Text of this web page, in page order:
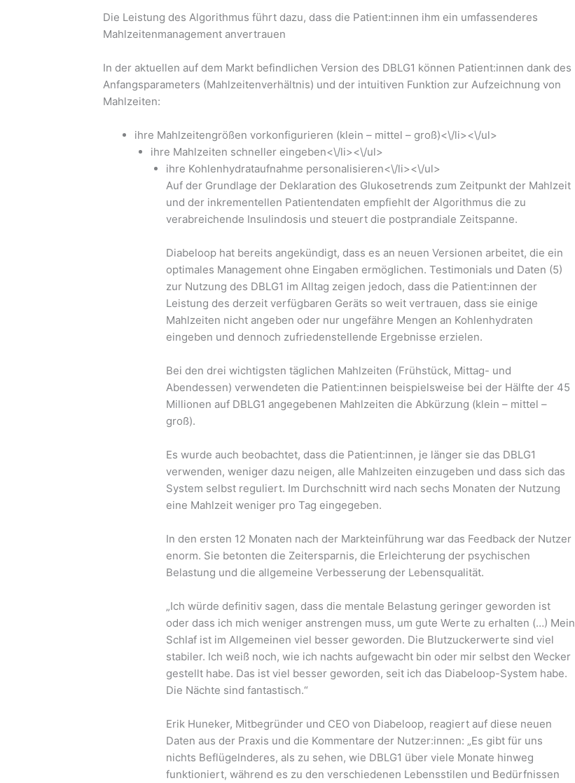
Die Leistung des Algorithmus führt dazu, dass die Patient:innen ihm ein umfassenderes
Mahlzeitenmanagement anvertrauen
In der aktuellen auf dem Markt befindlichen Version des DBLG1 können Patient:innen dank des
Anfangsparameters (Mahlzeitenverhältnis) und der intuitiven Funktion zur Aufzeichnung von
Mahlzeiten:
ihre Mahlzeitengrößen vorkonfigurieren (klein – mittel – groß)<\/li><\/ul>
ihre Mahlzeiten schneller eingeben<\/li><\/ul>
ihre Kohlenhydrataufnahme personalisieren<\/li><\/ul>
Auf der Grundlage der Deklaration des Glukosetrends zum Zeitpunkt der Mahlzeit
und der inkrementellen Patientendaten empfiehlt der Algorithmus die zu
verabreichende Insulindosis und steuert die postprandiale Zeitspanne.
Diabeloop hat bereits angekündigt, dass es an neuen Versionen arbeitet, die ein
optimales Management ohne Eingaben ermöglichen. Testimonials und Daten (5)
zur Nutzung des DBLG1 im Alltag zeigen jedoch, dass die Patient:innen der
Leistung des derzeit verfügbaren Geräts so weit vertrauen, dass sie einige
Mahlzeiten nicht angeben oder nur ungefähre Mengen an Kohlenhydraten
eingeben und dennoch zufriedenstellende Ergebnisse erzielen.
Bei den drei wichtigsten täglichen Mahlzeiten (Frühstück, Mittag- und
Abendessen) verwendeten die Patient:innen beispielsweise bei der Hälfte der 45
Millionen auf DBLG1 angegebenen Mahlzeiten die Abkürzung (klein – mittel –
groß).
Es wurde auch beobachtet, dass die Patient:innen, je länger sie das DBLG1
verwenden, weniger dazu neigen, alle Mahlzeiten einzugeben und dass sich das
System selbst reguliert. Im Durchschnitt wird nach sechs Monaten der Nutzung
eine Mahlzeit weniger pro Tag eingegeben.
In den ersten 12 Monaten nach der Markteinführung war das Feedback der Nutzer
enorm. Sie betonten die Zeitersparnis, die Erleichterung der psychischen
Belastung und die allgemeine Verbesserung der Lebensqualität.
„Ich würde definitiv sagen, dass die mentale Belastung geringer geworden ist
oder dass ich mich weniger anstrengen muss, um gute Werte zu erhalten (…) Mein
Schlaf ist im Allgemeinen viel besser geworden. Die Blutzuckerwerte sind viel
stabiler. Ich weiß noch, wie ich nachts aufgewacht bin oder mir selbst den Wecker
gestellt habe. Das ist viel besser geworden, seit ich das Diabeloop-System habe.
Die Nächte sind fantastisch.“
Erik Huneker, Mitbegründer und CEO von Diabeloop, reagiert auf diese neuen
Daten aus der Praxis und die Kommentare der Nutzer:innen: „Es gibt für uns
nichts Beflügelnderes, als zu sehen, wie DBLG1 über viele Monate hinweg
funktioniert, während es zu den verschiedenen Lebensstilen und Bedürfnissen